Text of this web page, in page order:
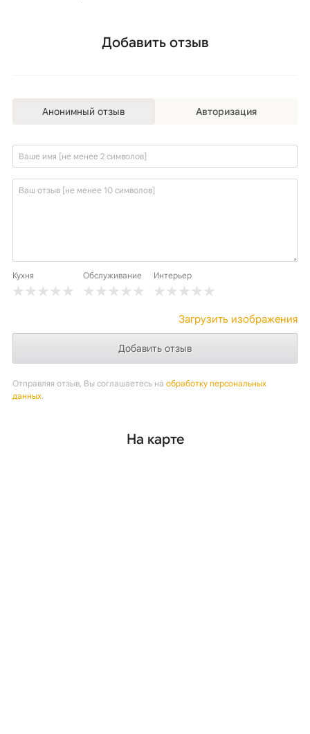
Добавить отзыв
Анонимный отзыв Авторизация
Кухня Обслуживание Интерьер
Загрузить изображения
Отправляя отзыв, Вы соглашаетесь на обработку персональных
данных.
На карте